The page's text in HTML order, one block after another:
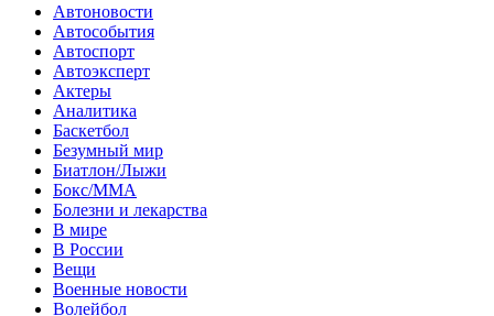
Автоновости
Автособытия
Автоспорт
Автоэксперт
Актеры
Аналитика
Баскетбол
Безумный мир
Биатлон/Лыжи
Бокс/MMA
Болезни и лекарства
В мире
В России
Вещи
Военные новости
Волейбол